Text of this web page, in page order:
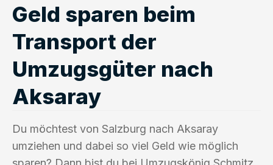
Geld sparen beim
Transport der
Umzugsgüter nach
Aksaray
Du möchtest von Salzburg nach Aksaray
umziehen und dabei so viel Geld wie möglich